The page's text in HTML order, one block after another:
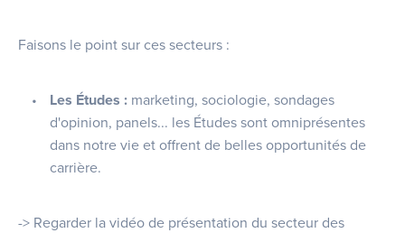
Faisons le point sur ces secteurs :
Les Études : marketing, sociologie, sondages
d'opinion, panels... les Études sont omniprésentes
dans notre vie et offrent de belles opportunités de
carrière.
-> Regarder la vidéo de présentation du secteur des